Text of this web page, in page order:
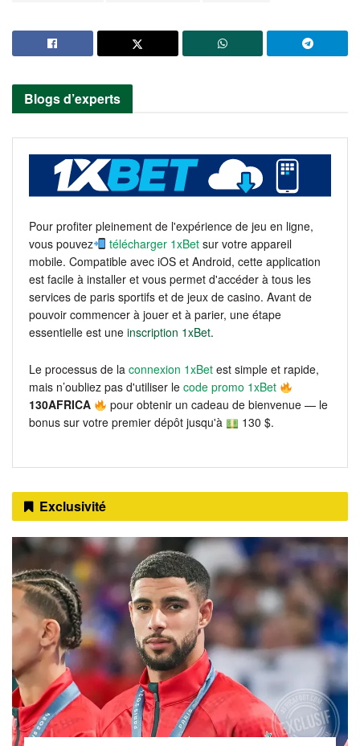
Blogs d’experts
Pour profiter pleinement de l'expérience de jeu en ligne,
vous pouvez
télécharger 1xBet sur votre appareil
mobile. Compatible avec iOS et Android, cette application
est facile à installer et vous permet d'accéder à tous les
services de paris sportifs et de jeux de casino. Avant de
pouvoir commencer à jouer et à parier, une étape
essentielle est une inscription 1xBet.
Le processus de la connexion 1xBet est simple et rapide,
mais n’oubliez pas d'utiliser le code promo 1xBet
130AFRICA
pour obtenir un cadeau de bienvenue — le
bonus sur votre premier dépôt jusqu'à
130 $.
Exclusivité